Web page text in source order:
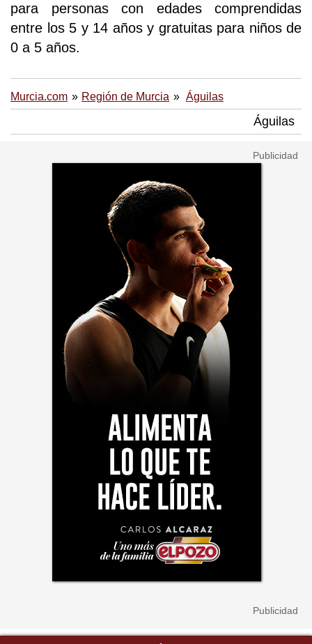
para personas con edades comprendidas
entre los 5 y 14 años y gratuitas para niños de
0 a 5 años.
Murcia.com Región de Murcia Águilas
Águilas